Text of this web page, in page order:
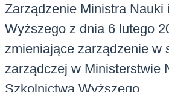
Zarządzenie Ministra Nauki
Wyższego z dnia 6 lutego
zmieniające zarządzenie w
zarządczej w Ministerstwie
Szkolnictwa Wyższego